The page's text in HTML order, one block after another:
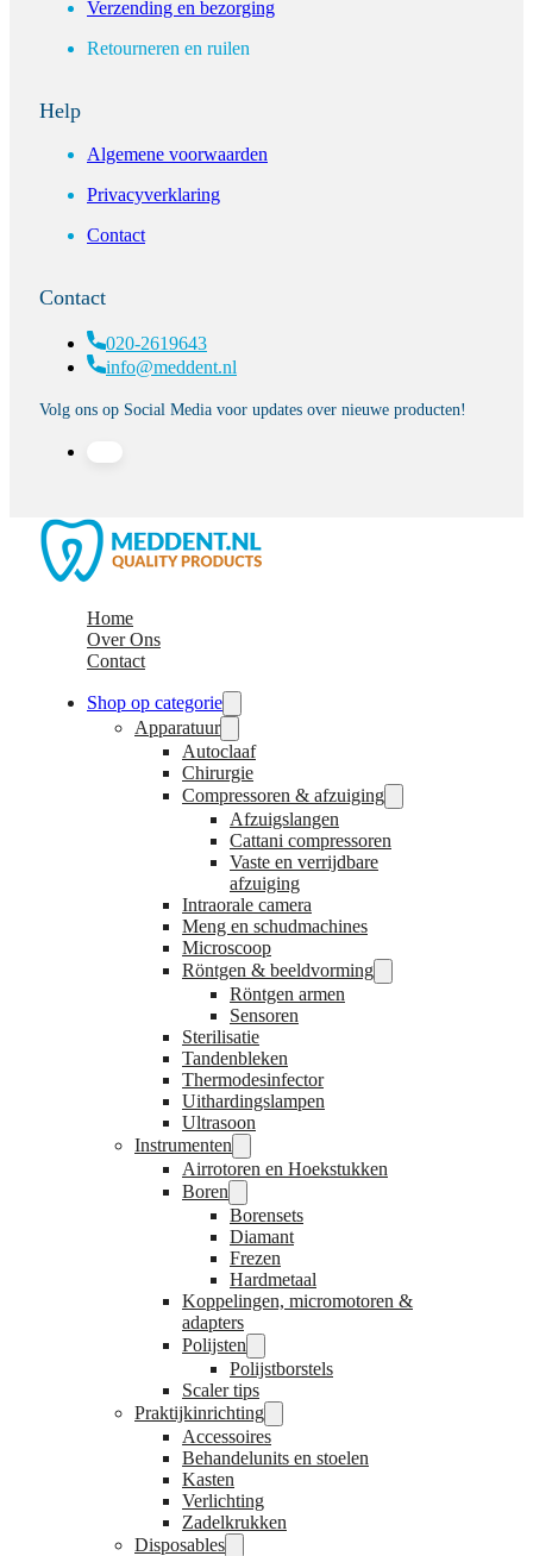
Verzending en bezorging
Retourneren en ruilen
Help
Algemene voorwaarden
Privacyverklaring
Contact
Contact
020-2619643
info@meddent.nl
Volg ons op Social Media voor updates over nieuwe producten!
Home
Over Ons
Contact
Shop op categorie
Apparatuur
Autoclaaf
Chirurgie
Compressoren & afzuiging
Afzuigslangen
Cattani compressoren
Vaste en verrijdbare
afzuiging
Intraorale camera
Meng en schudmachines
Microscoop
Röntgen & beeldvorming
Röntgen armen
Sensoren
Sterilisatie
Tandenbleken
Thermodesinfector
Uithardingslampen
Ultrasoon
Instrumenten
Airrotoren en Hoekstukken
Boren
Borensets
Diamant
Frezen
Hardmetaal
Koppelingen, micromotoren &
adapters
Polijsten
Polijstborstels
Scaler tips
Praktijkinrichting
Accessoires
Behandelunits en stoelen
Kasten
Verlichting
Zadelkrukken
Disposables